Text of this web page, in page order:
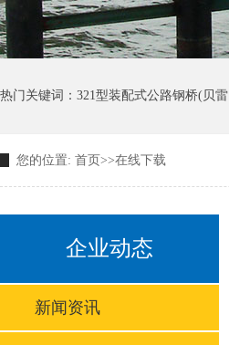
热门关键词： 321型装配式公路钢桥(贝雷
GW D型大跨径装配式公路钢
您的位置: 首页 >>在线下载
企业动态
新闻资讯